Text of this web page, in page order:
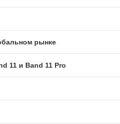
рынке
11 и Band 11 Pro